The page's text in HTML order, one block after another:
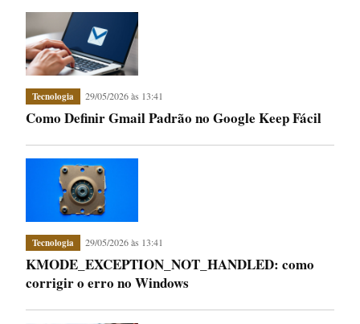
Tecnologia 29/05/2026 às 13:41
Como Definir Gmail Padrão no Google Keep Fácil
Tecnologia 29/05/2026 às 13:41
KMODE_EXCEPTION_NOT_HANDLED: como
corrigir o erro no Windows